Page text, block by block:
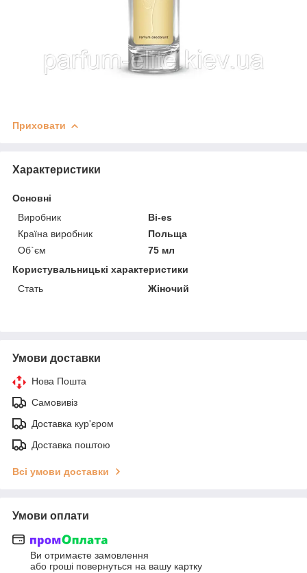
Приховати
Характеристики
Основні
Виробник
Bi-es
Країна виробник
Польща
Об`єм
75 мл
Користувальницькі характеристики
Стать
Жіночий
Умови доставки
Нова Пошта
Самовивіз
Доставка кур'єром
Доставка поштою
Всі умови доставки
Умови оплати
Ви отримаєте замовлення
або гроші повернуться на вашу картку